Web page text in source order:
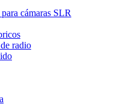
cámaras SLR
radio